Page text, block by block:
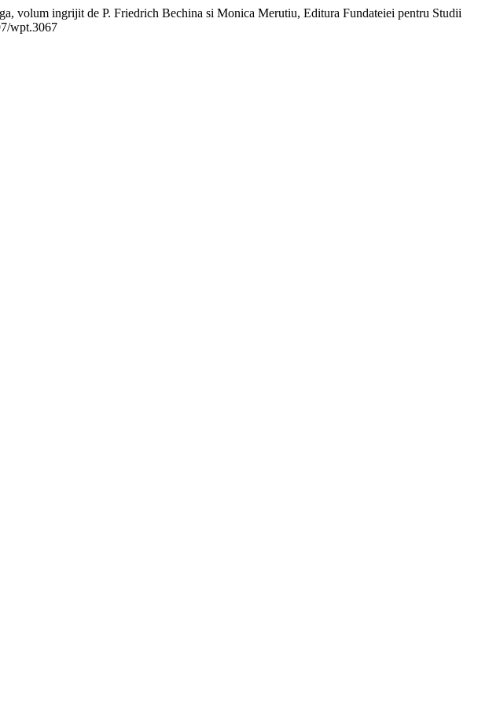
volum ingrijit de P. Friedrich Bechina si Monica Merutiu, Editura Fundateiei pentru Studii
wpt.3067